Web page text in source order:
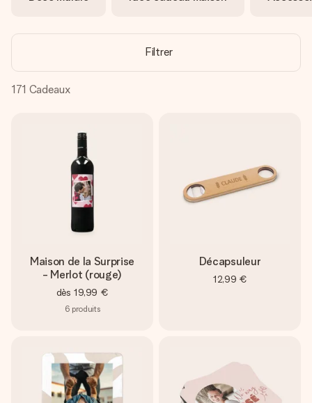
Créez quelque chose d’unique en quelques étapes – avec
Filtrer
171 Cadeaux
Maison de la Surprise
- Merlot (rouge)
dès 19,99 €
6 produits
Décapsuleur
12,99 €